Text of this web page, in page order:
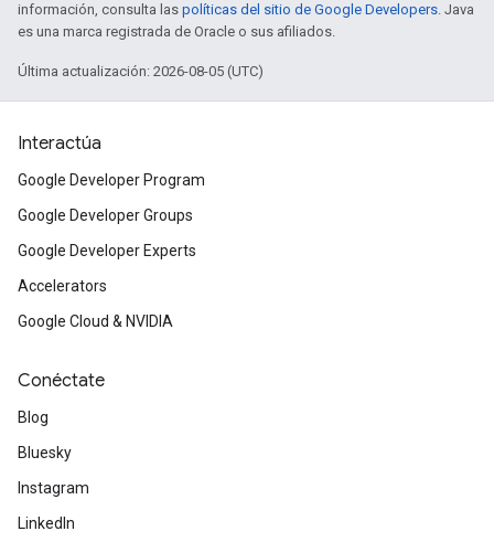
información, consulta las políticas del sitio de Google Developers. Java
es una marca registrada de Oracle o sus afiliados.
Última actualización: 2026-08-05 (UTC)
Interactúa
Google Developer Program
Google Developer Groups
Google Developer Experts
Accelerators
Google Cloud & NVIDIA
Conéctate
Blog
Bluesky
Instagram
LinkedIn